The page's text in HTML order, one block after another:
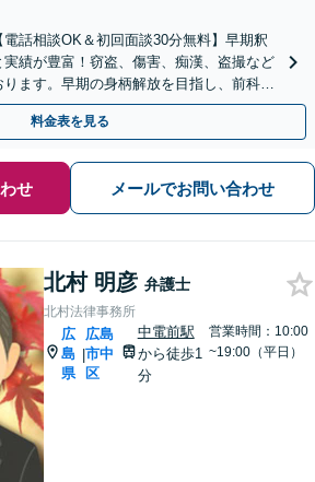
話相談OK＆初回面談30分無料】早期釈
績が豊富！窃盗、傷害、痴漢、盗撮など
ます。早期の身柄解放を目指し、前科の
テラス利用可】
料金表を見る
せ メールでお問い合わせ
北村 明彦 弁護士
北村法律事務所
広
島
県
|
広島
市中
区
中電前駅
から徒歩1
分
営業時間：10:00
~19:00（平日）